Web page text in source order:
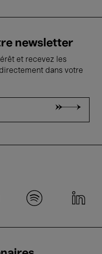
newsletter
et recevez les
dans votre